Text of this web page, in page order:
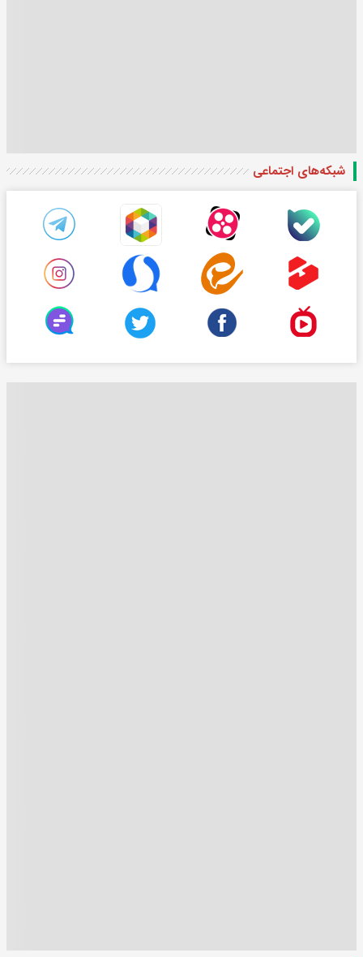
شبکه‌های اجتماعی